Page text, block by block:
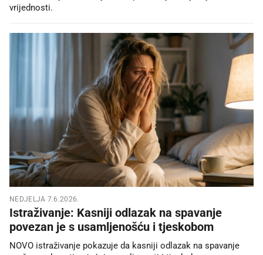
vrijednosti.
NEDJELJA 7.6.2026.
Istraživanje: Kasniji odlazak na spavanje
povezan je s usamljenošću i tjeskobom
NOVO istraživanje pokazuje da kasniji odlazak na spavanje